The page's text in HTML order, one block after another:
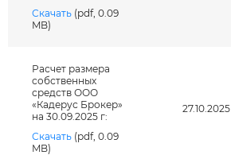
Скачать (pdf, 0.09
MB)
Расчет размера
собственных
средств ООО
«Кадерус Брокер»
на 30.09.2025 г:
Скачать (pdf, 0.09
MB)
27.10.2025